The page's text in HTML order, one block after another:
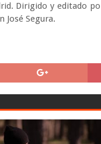
Dirigido y editado
José Segura.